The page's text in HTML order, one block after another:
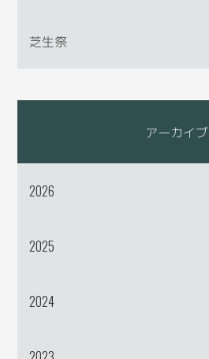
芝生祭
アーカイブ
2026
2025
2024